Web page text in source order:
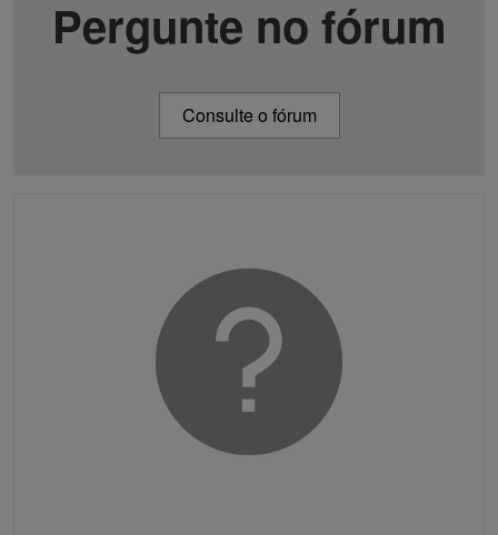
Pergunte no fórum
Consulte o fórum